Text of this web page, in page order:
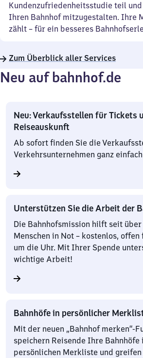
Kundenzufriedenheitsstudie teil und
Ihren Bahnhof mitzugestalten. Ihre
zählt – für ein besseres
Zum Überblick aller Services
Neu auf bahnhof.de
Neu: Verkaufsstellen für Tickets
Reiseauskunft
Ab sofort finden Sie die
Verkehrsunternehmen ganz
Unterstützen Sie die Arbeit der
Die Bahnhofsmission hilft seit
Menschen in Not – kostenlos,
um die Uhr. Mit Ihrer Spende
wichtige Arbeit!
Bahnhöfe in persönlicher
Mit der neuen „Bahnhof merken“-
speichern Reisende Ihre
persönlichen Merkliste und